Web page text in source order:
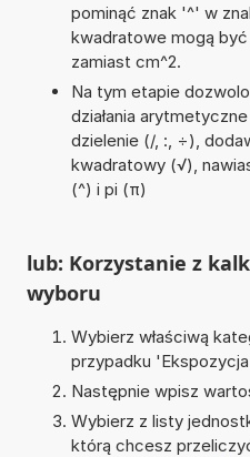
pominąć znak '^' w
kwadratowe mogą
zamiast cm^2.
Na tym etapie
działania
dzielenie (/, :, ÷),
kwadratowy (√),
(^) i pi (π)
lub: Korzystanie z
wyboru
Wybierz właściwą
przypadku '
Następnie wpisz
Wybierz z listy
którą chcesz